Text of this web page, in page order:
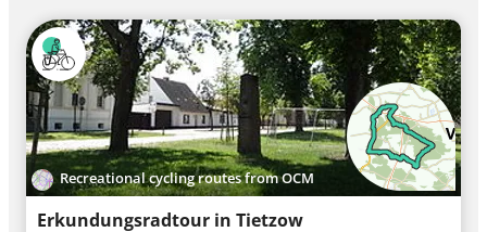
Recreational cycling routes from OCM
Erkundungsradtour in Tietzow